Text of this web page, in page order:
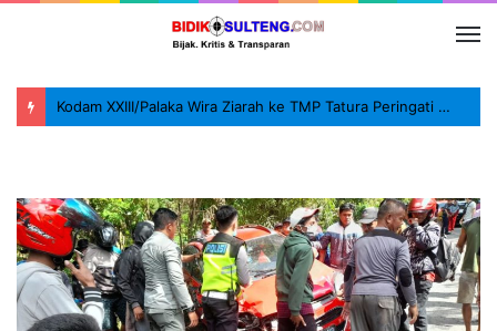
Kodam XXIII/Palaka Wira Ziarah ke TMP Tatura Peringati HUT ke-1